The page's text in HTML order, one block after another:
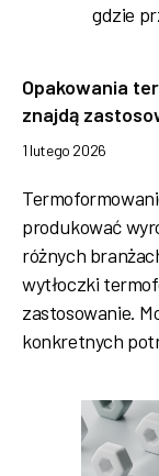
gdzie
Opakowania
znajdą
1 lutego 2026
produkować
różnych
wytłoczki
zastosowanie.
konkretnych